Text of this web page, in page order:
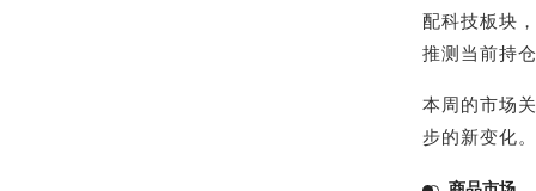
配科技板块
推测当前持
本周的市场
步的新变化